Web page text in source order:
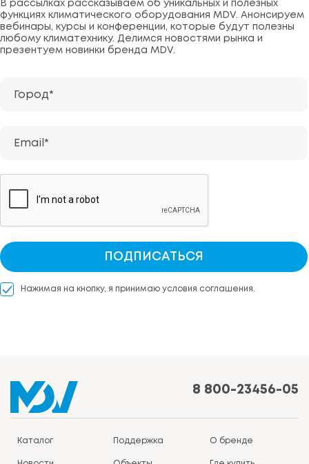
В рассылках рассказываем об уникальных и полезных
функциях климатического оборудования MDV. Анонсируем
вебинары, курсы и конференции, которые будут полезны
любому климатехнику. Делимся новостями рынка и
презентуем новинки бренда MDV.
Город*
Email*
ПОДПИСАТЬСЯ
Нажимая на кнопку, я принимаю условия соглашения.
8 800-23456-05
Каталог Поддержка О бренде